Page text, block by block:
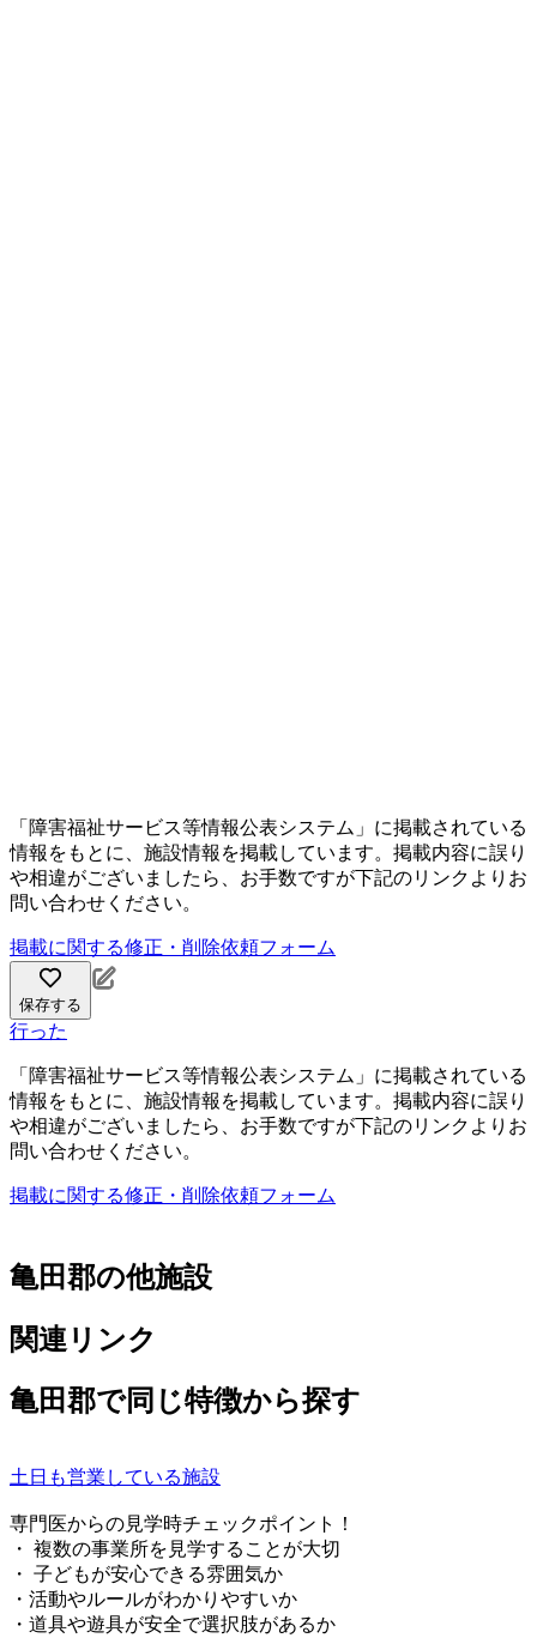
「障害福祉サービス等情報公表システム」に掲載されている
情報をもとに、施設情報を掲載しています。掲載内容に誤り
や相違がございましたら、お手数ですが下記のリンクよりお
問い合わせください。
掲載に関する修正・削除依頼フォーム
保存する
行った
「障害福祉サービス等情報公表システム」に掲載されている
情報をもとに、施設情報を掲載しています。掲載内容に誤り
や相違がございましたら、お手数ですが下記のリンクよりお
問い合わせください。
掲載に関する修正・削除依頼フォーム
亀田郡の他施設
関連リンク
亀田郡で同じ特徴から探す
土日も営業している施設
専門医からの見学時チェックポイント！
・ 複数の事業所を見学することが大切
・ 子どもが安心できる雰囲気か
・活動やルールがわかりやすいか
・道具や遊具が安全で選択肢があるか